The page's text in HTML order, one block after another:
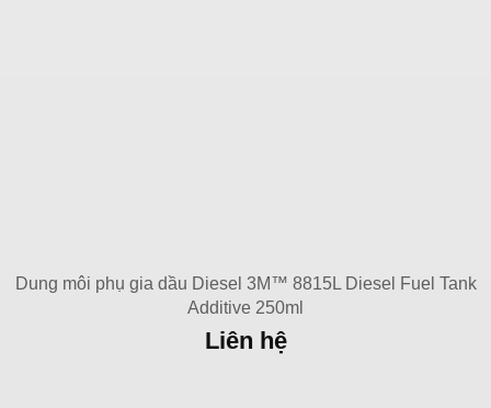
Dung môi phụ gia dầu Diesel 3M™ 8815L Diesel Fuel Tank
Additive 250ml
Liên hệ